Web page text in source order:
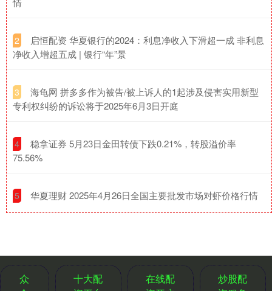
2
​启恒配资 华夏银行的2024：利息净收入下滑超一成 非利息
净收入增超五成 | 银行“年”景
3
​海龟网 拼多多作为被告/被上诉人的1起涉及侵害实用新型
专利权纠纷的诉讼将于2025年6月3日开庭
4
​稳拿证券 5月23日金田转债下跌0.21%，转股溢价率
75.56%
5 ​华夏理财 2025年4月26日全国主要批发市场对虾价格行情
众
十大配
在线配
炒股配